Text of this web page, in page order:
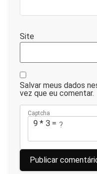
Site
Salvar meus dados
vez que eu comentar.
Captcha
9 * 3 = ?